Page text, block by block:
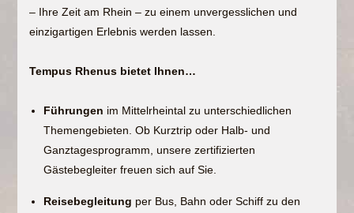
– Ihre Zeit am Rhein – zu einem unvergesslichen und
einzigartigen Erlebnis werden lassen.
Tempus Rhenus bietet Ihnen…
Führungen im Mittelrheintal zu unterschiedlichen
Themengebieten. Ob Kurztrip oder Halb- und
Ganztagesprogramm, unsere zertifizierten
Gästebegleiter freuen sich auf Sie.
Reisebegleitung per Bus, Bahn oder Schiff zu den